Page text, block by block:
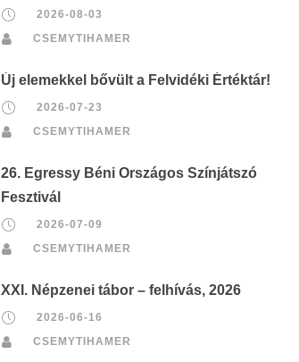
2026-08-03
CSEMYTIHAMER
Új elemekkel bővült a Felvidéki Értéktár!
2026-07-23
CSEMYTIHAMER
26. Egressy Béni Országos Színjátszó
Fesztivál
2026-07-09
CSEMYTIHAMER
XXI. Népzenei tábor – felhívás, 2026
2026-06-16
CSEMYTIHAMER